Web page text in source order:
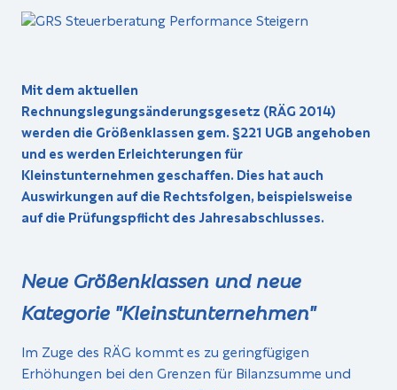
Mit dem aktuellen
Rechnungslegungsänderungsgesetz (RÄG 2014)
werden die Größenklassen gem. §221 UGB angehoben
und es werden Erleichterungen für
Kleinstunternehmen geschaffen. Dies hat auch
Auswirkungen auf die Rechtsfolgen, beispielsweise
auf die Prüfungspflicht des Jahresabschlusses.
Neue Größenklassen und neue
Kategorie "Kleinstunternehmen"
Im Zuge des RÄG kommt es zu geringfügigen
Erhöhungen bei den Grenzen für Bilanzsumme und